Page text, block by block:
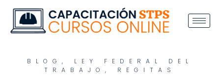
BLOG , LEY FEDERAL DEL
TRABAJO , REGITAS